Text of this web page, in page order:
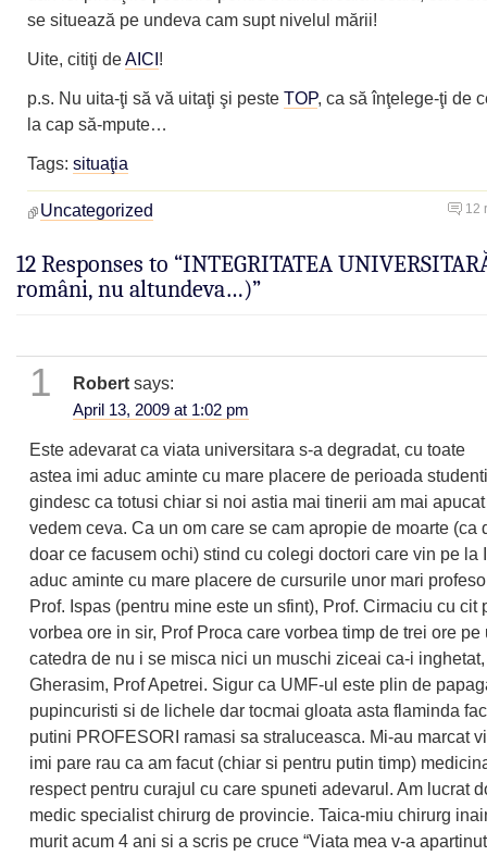
se situează pe undeva cam supt nivelul mării!
Uite, citiţi deAICI!
p.s. Nu uita-ţi să vă uitaţi şi peste TOP, ca să înţelege-ţi de
la cap să-mpute…
Tags: situaţia
12
Uncategorized
12 Responses to “INTEGRITATEA
români, nu altundeva…)”
1 Robert says:
April 13, 2009 at 1:02 pm
Este adevarat ca viata universitara s-a degradat, cu toate
astea imi aduc aminte cu mare placere de perioada
gindesc ca totusi chiar si noi astia mai tinerii am mai
vedem ceva. Ca un om care se cam apropie de moarte (ca
doar ce facusem ochi) stind cu colegi doctori care vin pe la
aduc aminte cu mare placere de cursurile unor mari
Prof. Ispas (pentru mine este un sfint), Prof. Cirmaciu cu cit
vorbea ore in sir, Prof Proca care vorbea timp de trei ore pe
catedra de nu i se misca nici un muschi ziceai ca-i
Gherasim, Prof Apetrei. Sigur ca UMF-ul este plin de
pupincuristi si de lichele dar tocmai gloata asta flaminda
putini PROFESORI ramasi sa straluceasca. Mi-au marcat
imi pare rau ca am facut (chiar si pentru putin timp)
respect pentru curajul cu care spuneti adevarul. Am lucrat
medic specialist chirurg de provincie. Taica-miu chirurg
murit acum 4 ani si a scris pe cruce “Viata mea v-a